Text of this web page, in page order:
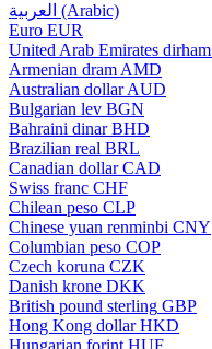
العربية (Arabic)
Euro EUR
United Arab Emirates dirham
Armenian dram AMD
Australian dollar AUD
Bulgarian lev BGN
Bahraini dinar BHD
Brazilian real BRL
Canadian dollar CAD
Swiss franc CHF
Chilean peso CLP
Chinese yuan renminbi CNY
Columbian peso COP
Czech koruna CZK
Danish krone DKK
British pound sterling GBP
Hong Kong dollar HKD